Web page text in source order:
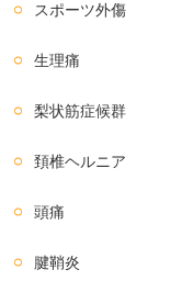
スポーツ外傷
生理痛
梨状筋症候群
頚椎ヘルニア
頭痛
腱鞘炎